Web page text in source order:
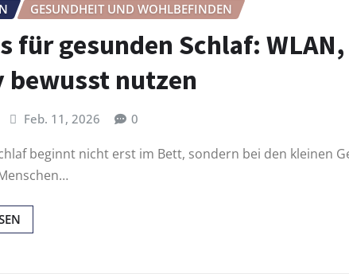
GESUNDHEIT UND WOHLBEFINDEN
für gesunden Schlaf:
bewusst nutzen
Feb. 11, 2026 0
beginnt nicht erst im Bett, sondern bei den kleinen